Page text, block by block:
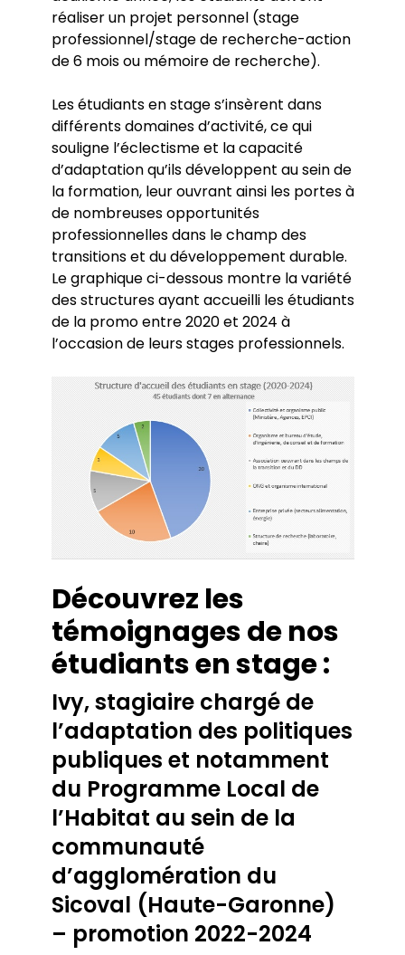
Brochures et Emplois du temps
Rattrapages de fin d’année
Tutorats
Autres documents utiles
(Trajectoires et Alternatives en
Environnement)
Le parcours G2M (Géomatique,
Géodécisionnel, Géomarketing et Multimédia)
année 2025/2026)
Emplois du temps (2026/2027)
Candidater au Master, TERRA ou G2M (rentrée
2026)
Laboratoires de recherche
Écoles doctorales
Hauts lieux
La plateforme analytique GÉOPE
Pôle image
Cantoche
Le POPS
La station météorologique
Le potager du département
Rucher de Paris 8
Étudier à l’étranger
Présentation
réaliser un projet personnel (stage
professionnel/stage de recherche-action
de 6 mois ou mémoire de recherche).
Les étudiants en stage s’insèrent dans
différents domaines d’activité, ce qui
souligne l’éclectisme et la capacité
d’adaptation qu’ils développent au sein de
la formation, leur ouvrant ainsi les portes à
de nombreuses opportunités
professionnelles dans le champ des
transitions et du développement durable.
Le graphique ci-dessous montre la variété
des structures ayant accueilli les étudiants
de la promo entre 2020 et 2024 à
l’occasion de leurs stages professionnels.
Découvrez les
témoignages de nos
étudiants en stage :
Ivy, stagiaire chargé de
l’adaptation des politiques
publiques et notamment
du Programme Local de
l’Habitat au sein de la
communauté
d’agglomération du
Sicoval (Haute-Garonne)
– promotion 2022-2024